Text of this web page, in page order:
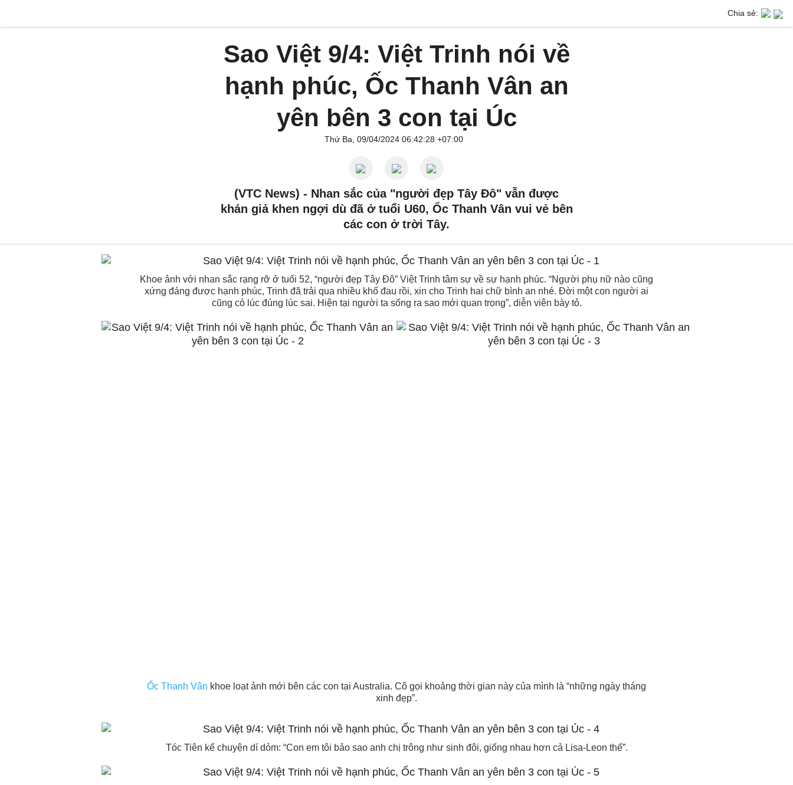
Chia sẻ:
Sao Việt 9/4: Việt Trinh nói về
hạnh phúc, Ốc Thanh Vân an
yên bên 3 con tại Úc
Thứ Ba, 09/04/2024 06:42:28 +07:00
(VTC News) - Nhan sắc của "người đẹp Tây Đô" vẫn được
khán giả khen ngợi dù đã ở tuổi U60, Ốc Thanh Vân vui vẻ bên
các con ở trời Tây.
Khoe ảnh với nhan sắc rạng rỡ ở tuổi 52, “người đẹp Tây Đô” Việt Trinh tâm sự về sự hạnh phúc. “Người phụ nữ nào cũng
xứng đáng được hạnh phúc, Trinh đã trải qua nhiều khổ đau rồi, xin cho Trinh hai chữ bình an nhé. Đời một con người ai
cũng có lúc đúng lúc sai. Hiện tại người ta sống ra sao mới quan trọng”, diễn viên bày tỏ.
Ốc Thanh Vân khoe loạt ảnh mới bên các con tại Australia. Cô gọi khoảng thời gian này của mình là “những ngày tháng
xinh đẹp”.
Tóc Tiên kể chuyện dí dỏm: “Con em tôi bảo sao anh chị trông như sinh đôi, giống nhau hơn cả Lisa-Leon thế”.